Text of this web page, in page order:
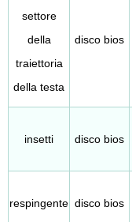
settore
della
traiettoria
della testa
disco bios
insetti disco bios
respingente disco bios